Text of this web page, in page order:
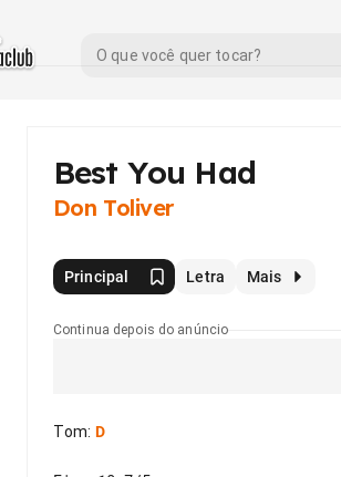
Best You Had
Don Toliver
Principal Letra Mais
Continua depois do anúncio
Tom: D